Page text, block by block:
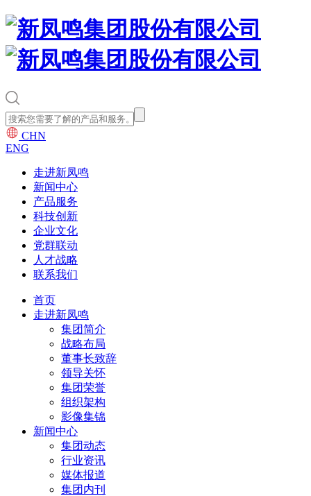
CHN
ENG
走进新凤鸣
新闻中心
产品服务
科技创新
企业文化
党群联动
人才战略
联系我们
首页
走进新凤鸣
集团简介
战略布局
董事长致辞
领导关怀
集团荣誉
组织架构
影像集锦
新闻中心
集团动态
行业资讯
媒体报道
集团内刊